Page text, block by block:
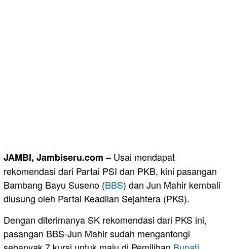
JAMBI, Jambiseru.com – Usai mendapat
rekomendasi dari Partai PSI dan PKB, kini pasangan
Bambang Bayu Suseno (BBS) dan Jun Mahir kembali
diusung oleh Partai Keadilan Sejahtera (PKS).
Dengan diterimanya SK rekomendasi dari PKS ini,
pasangan BBS-Jun Mahir sudah mengantongi